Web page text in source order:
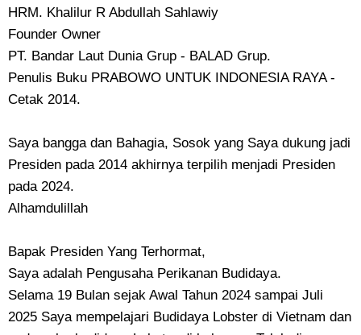
HRM. Khalilur R Abdullah Sahlawiy
Founder Owner
PT. Bandar Laut Dunia Grup - BALAD Grup.
Penulis Buku PRABOWO UNTUK INDONESIA RAYA -
Cetak 2014.
Saya bangga dan Bahagia, Sosok yang Saya dukung jadi
Presiden pada 2014 akhirnya terpilih menjadi Presiden
pada 2024.
Alhamdulillah
Bapak Presiden Yang Terhormat,
Saya adalah Pengusaha Perikanan Budidaya.
Selama 19 Bulan sejak Awal Tahun 2024 sampai Juli
2025 Saya mempelajari Budidaya Lobster di Vietnam dan